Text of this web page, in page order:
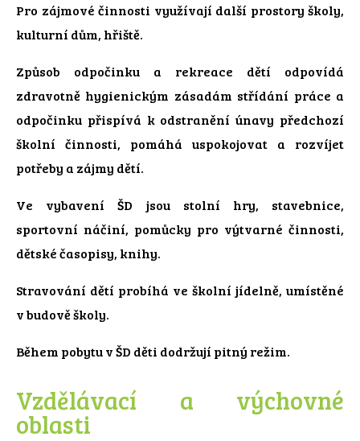
Pro zájmové činnosti využívají další prostory školy,
kulturní dům, hřiště.
Způsob odpočinku a rekreace dětí odpovídá
zdravotně hygienickým zásadám střídání práce a
odpočinku přispívá k odstranění únavy předchozí
školní činnosti, pomáhá uspokojovat a rozvíjet
potřeby a zájmy dětí.
Ve vybavení ŠD jsou stolní hry, stavebnice,
sportovní náčiní, pomůcky pro výtvarné činnosti,
dětské časopisy, knihy.
Stravování dětí probíhá ve školní jídelně, umístěné
v budově školy.
Během pobytu v ŠD děti dodržují pitný režim.
Vzdělávací a výchovné
oblasti